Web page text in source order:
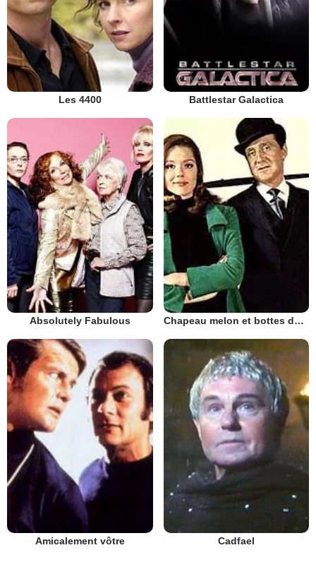
Les 4400 Battlestar Galactica
Absolutely Fabulous Chapeau melon et bottes de cuir - 1961
Amicalement vôtre Cadfael